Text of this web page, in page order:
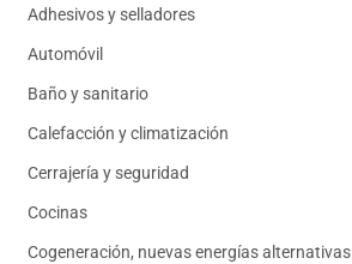
Adhesivos y selladores
Automóvil
Baño y sanitario
Calefacción y climatización
Cerrajería y seguridad
Cocinas
Cogeneración, nuevas energías alternativas